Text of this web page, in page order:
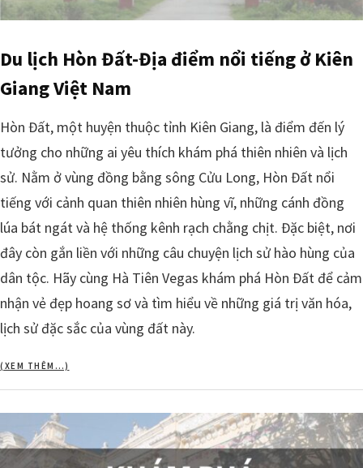
Du lịch Hòn Đất-Địa điểm nổi tiếng ở Kiên
Giang Việt Nam
Hòn Đất, một huyện thuộc tỉnh Kiên Giang, là điểm đến lý
tưởng cho những ai yêu thích khám phá thiên nhiên và lịch
sử. Nằm ở vùng đồng bằng sông Cửu Long, Hòn Đất nổi
tiếng với cảnh quan thiên nhiên hùng vĩ, những cánh đồng
lúa bát ngát và hệ thống kênh rạch chằng chịt. Đặc biệt, nơi
đây còn gắn liền với những câu chuyện lịch sử hào hùng của
dân tộc. Hãy cùng Hà Tiên Vegas khám phá Hòn Đất để cảm
nhận vẻ đẹp hoang sơ và tìm hiểu về những giá trị văn hóa,
lịch sử đặc sắc của vùng đất này.
(XEM THÊM…)